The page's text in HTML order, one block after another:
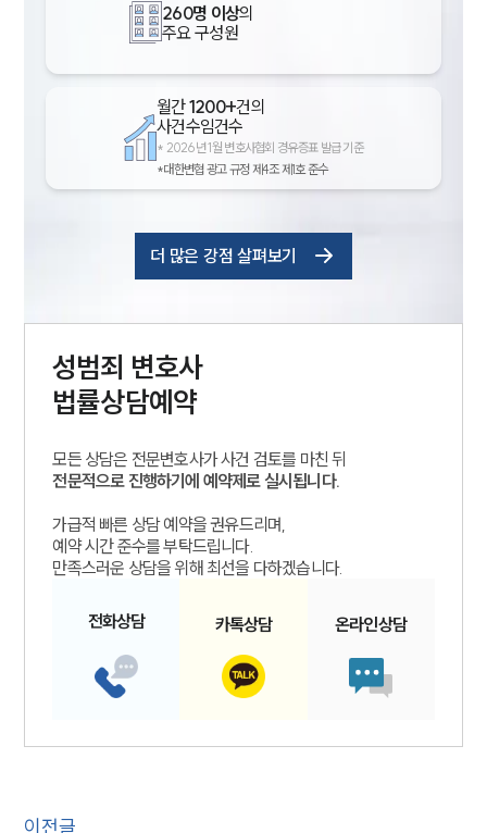
260명 이상의
주요 구성원
월간1200+건의
사건수임건수
* 2026년 1월 변호사협회 경유증표 발급 기준
*대한변협 광고 규정 제4조 제1호 준수
더 많은 강점 살펴보기
성범죄 변호사
법률상담예약
모든 상담은 전문변호사가 사건 검토를 마친 뒤
전문적으로 진행하기에 예약제로 실시됩니다.
가급적 빠른 상담 예약을 권유드리며,
예약 시간 준수를 부탁드립니다.
만족스러운 상담을 위해 최선을 다하겠습니다.
전화상담 카톡상담 온라인상담
이전글